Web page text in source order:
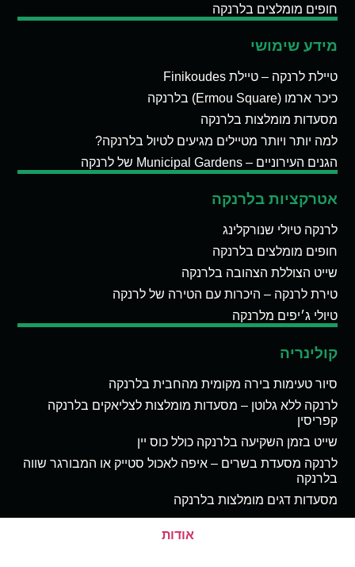
חופים מומלצים בלרנקה
מידע שימושי
טיילת לרנקה – טיילת Finikoudes
כיכר ארמו (Ermou Square) בלרנקה
מסעדות מומלצות בלרנקה
למה יותר ויותר מטיילים מגיעים לטיול בלרנקה?
הגנים העירוניים – Municipal Gardens של לרנקה
אטרקציות בלרנקה
לרנקה טיולי שנורקלינג
חופים מומלצים בלרנקה
שייט הצוללת הצהובה בלרנקה
טירת לרנקה – היכרות עם הטירה של לרנקה
טיולי ג׳יפים מלרנקה
קולינריה
סיור טעימות בירה מקומית מהחבית בלרנקה
לרנקה ללא גלוטן – מסעדות מומלצות לצליאקים בלרנקה
קפריסין
שייט בזמן השקיעה בלרנקה כולל כוס יין
לרנקה מסעדת בשרים – איפה לאכול סטייק או המבורגר שווה
בלרנקה
מסעדות דגים מומלצות בלרנקה
אודות